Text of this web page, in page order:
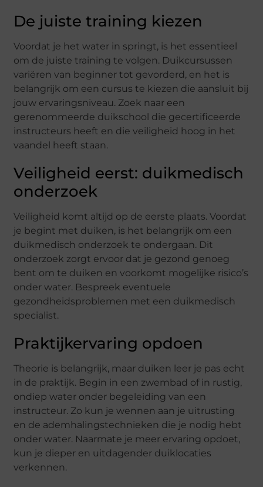
De juiste training kiezen
Voordat je het water in springt, is het essentieel
om de juiste training te volgen. Duikcursussen
variëren van beginner tot gevorderd, en het is
belangrijk om een cursus te kiezen die aansluit bij
jouw ervaringsniveau. Zoek naar een
gerenommeerde duikschool die gecertificeerde
instructeurs heeft en die veiligheid hoog in het
vaandel heeft staan.
Veiligheid eerst: duikmedisch
onderzoek
Veiligheid komt altijd op de eerste plaats. Voordat
je begint met duiken, is het belangrijk om een
duikmedisch onderzoek te ondergaan. Dit
onderzoek zorgt ervoor dat je gezond genoeg
bent om te duiken en voorkomt mogelijke risico’s
onder water. Bespreek eventuele
gezondheidsproblemen met een duikmedisch
specialist.
Praktijkervaring opdoen
Theorie is belangrijk, maar duiken leer je pas echt
in de praktijk. Begin in een zwembad of in rustig,
ondiep water onder begeleiding van een
instructeur. Zo kun je wennen aan je uitrusting
en de ademhalingstechnieken die je nodig hebt
onder water. Naarmate je meer ervaring opdoet,
kun je dieper en uitdagender duiklocaties
verkennen.